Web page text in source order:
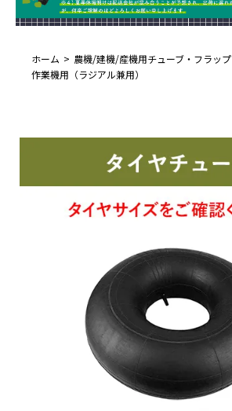
ホーム
農機/建機/産機用チューブ・フラッ
作業機用（ラジアル兼用）